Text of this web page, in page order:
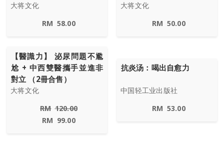
大将文化
RM 58.00
大将文化
RM 50.00
【醫識力】 泌尿問題不尷
尬 + 中西雙醫攜手並進非
對立 （2冊合售）
大将文化
RM 120.00
RM 99.00
抗炎汤：喝出自愈力
中国轻工业出版社
RM 53.00